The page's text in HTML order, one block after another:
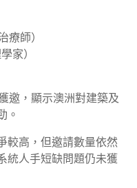
療師）
家）
邀，顯示澳洲對建築及
。
較高，但邀請數量依然
統人手短缺問題仍未獲